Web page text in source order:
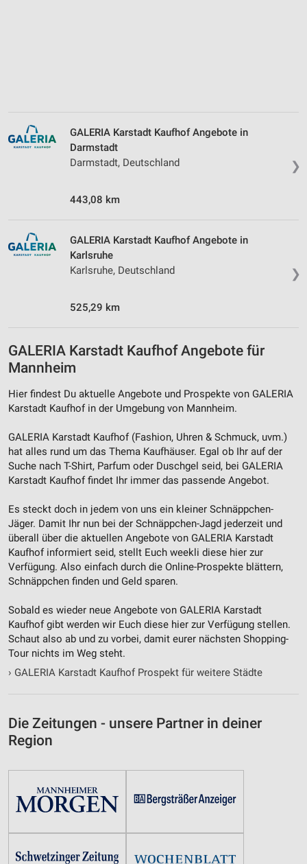
❯
GALERIA Karstadt Kaufhof Angebote in
Darmstadt
Darmstadt, Deutschland
443,08 km
❯
GALERIA Karstadt Kaufhof Angebote in
Karlsruhe
Karlsruhe, Deutschland
525,29 km
GALERIA Karstadt Kaufhof Angebote für
Mannheim
Hier findest Du aktuelle Angebote und Prospekte von GALERIA
Karstadt Kaufhof in der Umgebung von Mannheim.
GALERIA Karstadt Kaufhof (Fashion, Uhren & Schmuck, uvm.)
hat alles rund um das Thema Kaufhäuser. Egal ob Ihr auf der
Suche nach T-Shirt, Parfum oder Duschgel seid, bei GALERIA
Karstadt Kaufhof findet Ihr immer das passende Angebot.
Es steckt doch in jedem von uns ein kleiner Schnäppchen-
Jäger. Damit Ihr nun bei der Schnäppchen-Jagd jederzeit und
überall über die aktuellen Angebote von GALERIA Karstadt
Kaufhof informiert seid, stellt Euch weekli diese hier zur
Verfügung. Also einfach durch die Online-Prospekte blättern,
Schnäppchen finden und Geld sparen.
Sobald es wieder neue Angebote von GALERIA Karstadt
Kaufhof gibt werden wir Euch diese hier zur Verfügung stellen.
Schaut also ab und zu vorbei, damit eurer nächsten Shopping-
Tour nichts im Weg steht.
› GALERIA Karstadt Kaufhof Prospekt für weitere Städte
Die Zeitungen - unsere Partner in deiner
Region